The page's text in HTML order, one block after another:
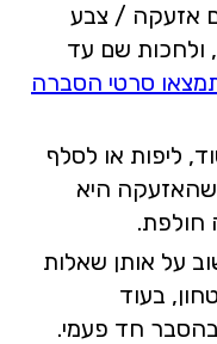
אזעקה / צבע
ולחכות שם עד
סרטי הסברה
ליפות או לסלף
שהאזעקה היא
חולפת.
על אותן שאלות
בעוד
חד פעמי.